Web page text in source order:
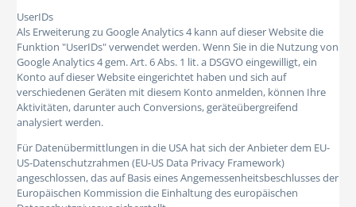
UserIDs
Als Erweiterung zu Google Analytics 4 kann auf dieser Website die
Funktion "UserIDs" verwendet werden. Wenn Sie in die Nutzung von
Google Analytics 4 gem. Art. 6 Abs. 1 lit. a DSGVO eingewilligt, ein
Konto auf dieser Website eingerichtet haben und sich auf
verschiedenen Geräten mit diesem Konto anmelden, können Ihre
Aktivitäten, darunter auch Conversions, geräteübergreifend
analysiert werden.
Für Datenübermittlungen in die USA hat sich der Anbieter dem EU-
US-Datenschutzrahmen (EU-US Data Privacy Framework)
angeschlossen, das auf Basis eines Angemessenheitsbeschlusses der
Europäischen Kommission die Einhaltung des europäischen